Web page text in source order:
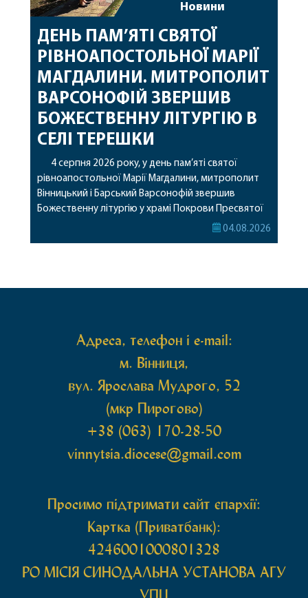
Новини
ДЕНЬ ПАМ’ЯТІ СВЯТОЇ
РІВНОАПОСТОЛЬНОЇ МАРІЇ
МАГДАЛИНИ. МИТРОПОЛИТ
ВАРСОНОФІЙ ЗВЕРШИВ
БОЖЕСТВЕННУ ЛІТУРГІЮ В
СЕЛІ ТЕРЕШКИ
4 серпня 2026 року, у день пам’яті святої
рівноапостольної Марії Магдалини, митрополит
Вінницький і Барський Варсонофій звершив
Божественну літургію у храмі Покрови Пресвятої
Богородиці села Терешки Барського благочиння.
04.08.2026
Адреса, телефон і e-mail:
м. Вінниця,
вул. Ярослава Мудрого, 52
(мкр Пирогово)
+38 (063) 170-28-50
vinnytsia.diocese@gmail.com
Просимо підтримати сайт єпархії:
Картка (Приватбанк):
4246001000801328
РО МIСIЯ СИНОДАЛЬНА УСТАНОВА АГУ